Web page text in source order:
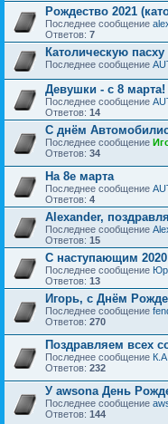
Рождество 2021
Последнее сообщение
Ответов: 7
Католическую
Последнее сообщение
Девушки - с 8 марта!
Последнее сообщение
Ответов: 14
С днём
Последнее сообщение
Ответов: 34
На 8е марта
Последнее сообщение
Ответов: 4
Alexander,
Последнее сообщение
Ответов: 15
С наступающим
Последнее сообщение
Ответов: 13
Игорь, с Днём
Последнее сообщение
Ответов: 270
Поздравляем всех
Последнее сообщение
Ответов: 232
У awsonа День
Последнее сообщение
Ответов: 144